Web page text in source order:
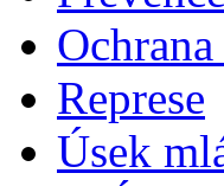
Represe
Úsek